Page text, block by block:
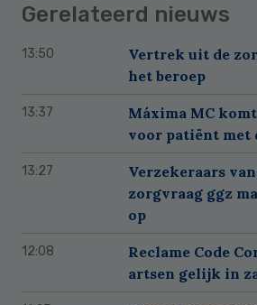
Gerelateerd nieuws
13:50
Vertrek uit de
het beroep
13:37
Máxima MC
voor patiënt met
13:27
Verzekeraars
zorgvraag ggz
op
12:08
Reclame Code
artsen gelijk in